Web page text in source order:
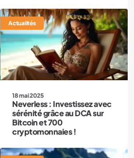
Actualités
18 mai 2025
Neverless : Investissez avec
sérénité grâce au DCA sur
Bitcoin et 700
cryptomonnaies !